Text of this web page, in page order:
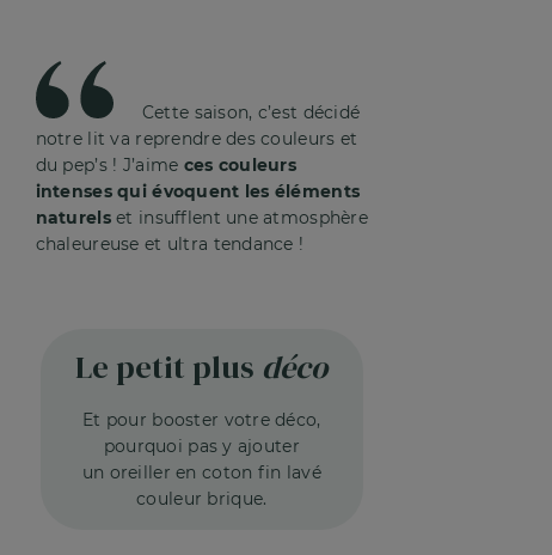
Cette saison, c’est décidé
notre lit va reprendre des couleurs et
du pep’s ! J’aime ces couleurs
intenses qui évoquent les éléments
naturelset insufflent une atmosphère
chaleureuse et ultra tendance !
Le petit plus déco
Et pour booster votre déco,
pourquoi pas y ajouter
un oreiller en coton fin lavé
couleur brique.